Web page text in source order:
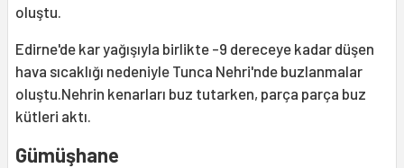
oluştu.
Edirne'de kar yağışıyla birlikte -9 dereceye kadar düşen
hava sıcaklığı nedeniyle Tunca Nehri'nde buzlanmalar
oluştu.Nehrin kenarları buz tutarken, parça parça buz
kütleri aktı.
Gümüşhane